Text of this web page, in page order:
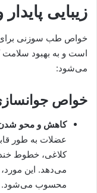
زیبایی
خواص طب سوزنی برای
است و به بهبود
می‌شود:
خواص
کاهش و محو
عضلات به طور
کلاغی، خطوط
می‌دهد. این
محسوب می‌شود.